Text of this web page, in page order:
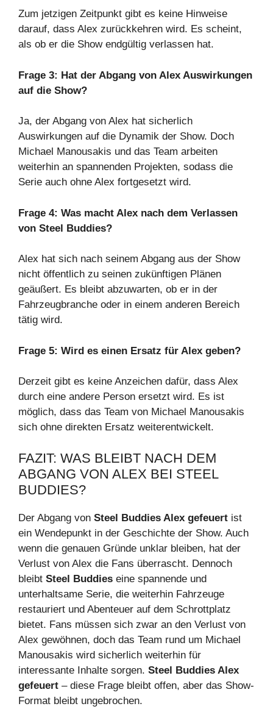
Zum jetzigen Zeitpunkt gibt es keine Hinweise
darauf, dass Alex zurückkehren wird. Es scheint,
als ob er die Show endgültig verlassen hat.
Frage 3: Hat der Abgang von Alex Auswirkungen
auf die Show?
Ja, der Abgang von Alex hat sicherlich
Auswirkungen auf die Dynamik der Show. Doch
Michael Manousakis und das Team arbeiten
weiterhin an spannenden Projekten, sodass die
Serie auch ohne Alex fortgesetzt wird.
Frage 4: Was macht Alex nach dem Verlassen
von Steel Buddies?
Alex hat sich nach seinem Abgang aus der Show
nicht öffentlich zu seinen zukünftigen Plänen
geäußert. Es bleibt abzuwarten, ob er in der
Fahrzeugbranche oder in einem anderen Bereich
tätig wird.
Frage 5: Wird es einen Ersatz für Alex geben?
Derzeit gibt es keine Anzeichen dafür, dass Alex
durch eine andere Person ersetzt wird. Es ist
möglich, dass das Team von Michael Manousakis
sich ohne direkten Ersatz weiterentwickelt.
FAZIT: WAS BLEIBT NACH DEM
ABGANG VON ALEX BEI STEEL
BUDDIES?
Der Abgang von Steel Buddies Alex gefeuert ist
ein Wendepunkt in der Geschichte der Show. Auch
wenn die genauen Gründe unklar bleiben, hat der
Verlust von Alex die Fans überrascht. Dennoch
bleibt Steel Buddies eine spannende und
unterhaltsame Serie, die weiterhin Fahrzeuge
restauriert und Abenteuer auf dem Schrottplatz
bietet. Fans müssen sich zwar an den Verlust von
Alex gewöhnen, doch das Team rund um Michael
Manousakis wird sicherlich weiterhin für
interessante Inhalte sorgen. Steel Buddies Alex
gefeuert – diese Frage bleibt offen, aber das Show-
Format bleibt ungebrochen.